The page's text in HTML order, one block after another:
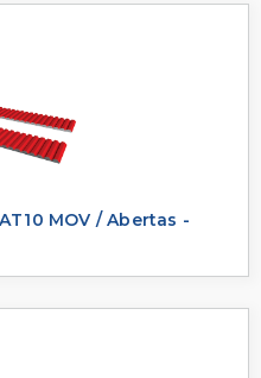
MOV / Abertas -